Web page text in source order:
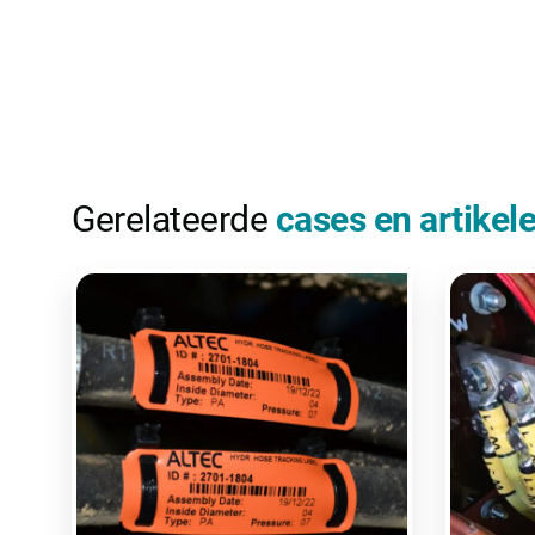
Gerelateerde cases en